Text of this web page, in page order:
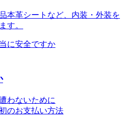
本革シートなど、内装・外装を
す。
わないために
のお支払い方法